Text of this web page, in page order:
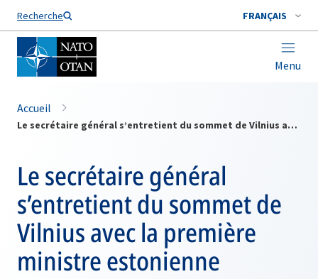
Recherche FRANÇAIS
Menu
Nom de famille*
Accueil
Le secrétaire général s’entretient du sommet de Vilnius avec la première ministre estonienne
Le secrétaire général
s’entretient du sommet de
Vilnius avec la première
ministre estonienne